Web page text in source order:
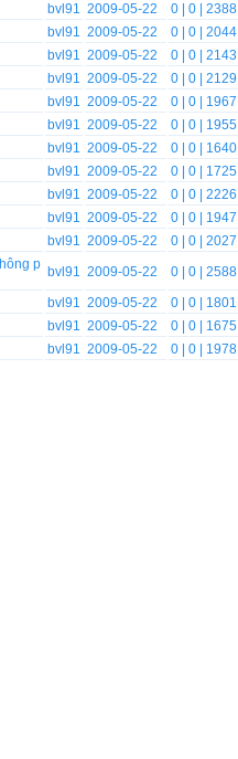
bvl91 2009-05-22 0 | 0 | 2388
bvl91 2009-05-22 0 | 0 | 2044
bvl91 2009-05-22 0 | 0 | 2143
bvl91 2009-05-22 0 | 0 | 2129
bvl91 2009-05-22 0 | 0 | 1967
bvl91 2009-05-22 0 | 0 | 1955
bvl91 2009-05-22 0 | 0 | 1640
bvl91 2009-05-22 0 | 0 | 1725
bvl91 2009-05-22 0 | 0 | 2226
bvl91 2009-05-22 0 | 0 | 1947
bvl91 2009-05-22 0 | 0 | 2027
p bvl91 2009-05-22 0 | 0 | 2588
bvl91 2009-05-22 0 | 0 | 1801
bvl91 2009-05-22 0 | 0 | 1675
bvl91 2009-05-22 0 | 0 | 1978